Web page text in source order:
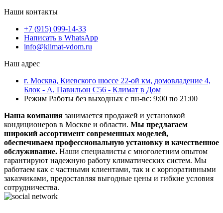
Наши контакты
+7 (915) 099-14-33
Написать в WhatsApp
info@klimat-vdom.ru
Наш адрес
г. Москва, Киевского шоссе 22-ой км, домовладение 4,
Блок - А, Павильон С56 - Климат в Дом
Режим Работы без выходных с пн-вс: 9:00 по 21:00
Наша компания занимается продажей и установкой
кондиционеров в Москве и области. Мы предлагаем
широкий ассортимент современных моделей,
обеспечиваем профессиональную установку и качественное
обслуживание. Наши специалисты с многолетним опытом
гарантируют надежную работу климатических систем. Мы
работаем как с частными клиентами, так и с корпоративными
заказчиками, предоставляя выгодные цены и гибкие условия
сотрудничества.